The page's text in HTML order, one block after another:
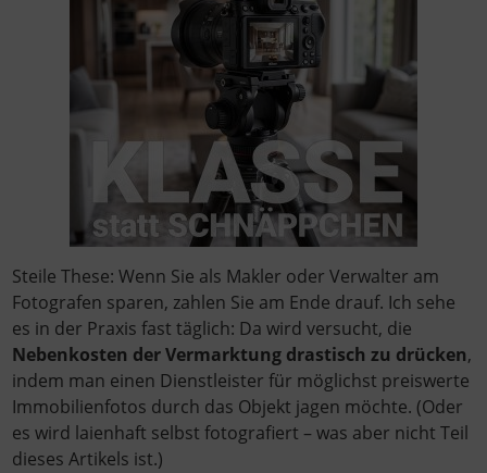
Steile These: Wenn Sie als Makler oder Verwalter am
Fotografen sparen, zahlen Sie am Ende drauf. Ich sehe
es in der Praxis fast täglich: Da wird versucht, die
Nebenkosten der Vermarktung drastisch zu drücken,
indem man einen Dienstleister für möglichst preiswerte
Immobilienfotos durch das Objekt jagen möchte. (Oder
es wird laienhaft selbst fotografiert – was aber nicht Teil
dieses Artikels ist.)